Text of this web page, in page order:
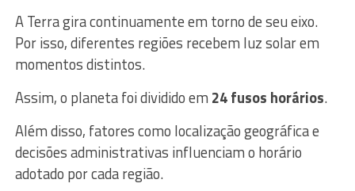
A Terra gira continuamente em torno de seu eixo.
Por isso, diferentes regiões recebem luz solar em
momentos distintos.
Assim, o planeta foi dividido em 24 fusos horários.
Além disso, fatores como localização geográfica e
decisões administrativas influenciam o horário
adotado por cada região.